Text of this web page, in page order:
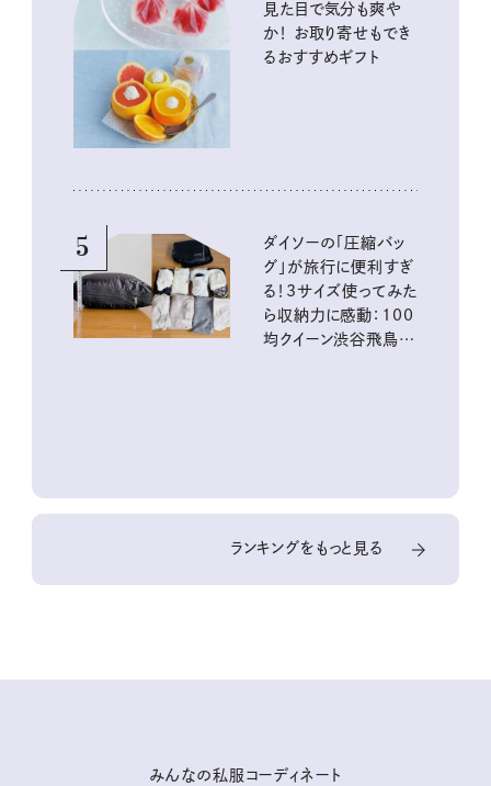
見た目で気分も爽や
か！ お取り寄せもでき
るおすすめギフト
5
ダイソーの「圧縮バッ
グ」が旅行に便利すぎ
る！3サイズ使ってみた
ら収納力に感動：100
均クイーン渋谷飛鳥の
ランキングをもっと見る
みんなの私服コーディネート